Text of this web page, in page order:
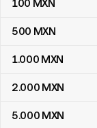
100 MXN
500 MXN
1.000 MXN
2.000 MXN
5.000 MXN